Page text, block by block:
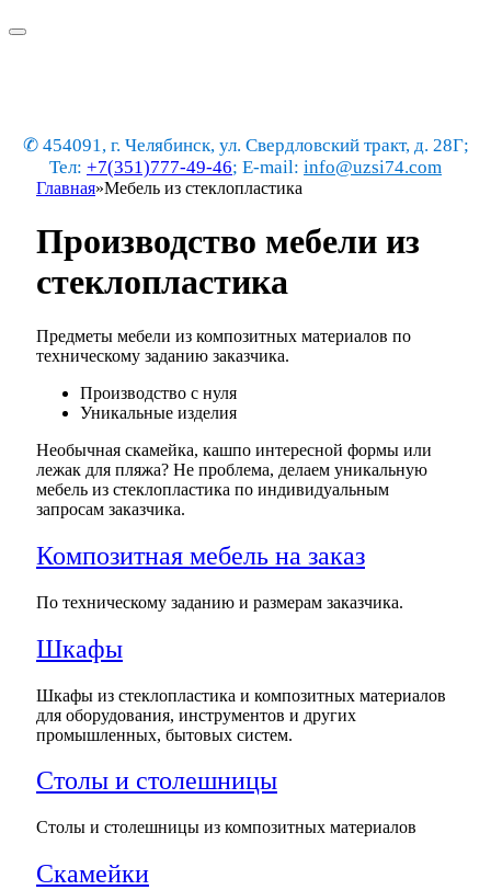
✆ 454091, г. Челябинск, ул. Свердловский тракт, д. 28Г;
Тел: +7(351)777-49-46; E-mail: info@uzsi74.com
Главная»Мебель из стеклопластика
Производство мебели из
стеклопластика
Предметы мебели из композитных материалов по
техническому заданию заказчика.
Производство с нуля
Уникальные изделия
Необычная скамейка, кашпо интересной формы или
лежак для пляжа? Не проблема, делаем уникальную
мебель из стеклопластика по индивидуальным
запросам заказчика.
Композитная мебель на заказ
По техническому заданию и размерам заказчика.
Шкафы
Шкафы из стеклопластика и композитных материалов
для оборудования, инструментов и других
промышленных, бытовых систем.
Столы и столешницы
Столы и столешницы из композитных материалов
Скамейки